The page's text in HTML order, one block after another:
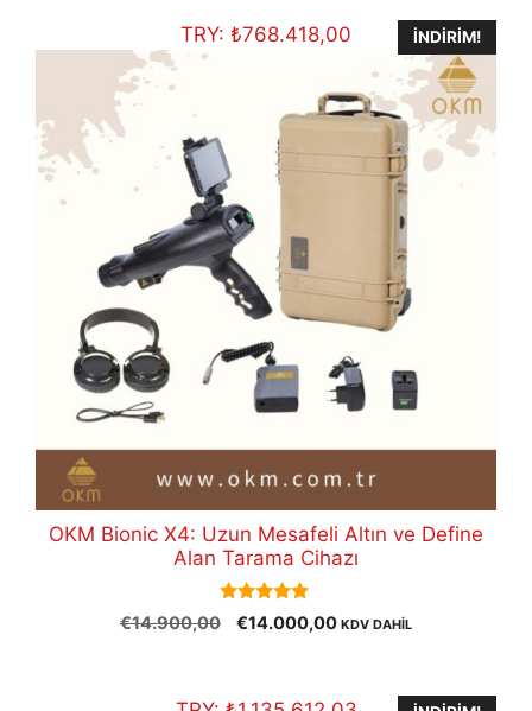
sıralandı
TRY: ₺768.418,00 İNDIRIM!
OKM Bionic X4: Uzun Mesafeli Altın ve Define
Alan Tarama Cihazı
5.00
out of 5
€14.900,00
Orijinal
€14.000,00Şu
€14.000,00.
KDV DAHİL